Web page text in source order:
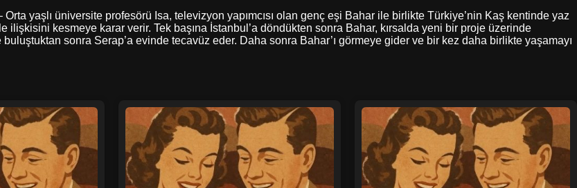
yaşlı üniversite profesörü Isa, televizyon yapımcısı olan genç eşi Bahar ile birlikte Türkiye’nin Kaş kentinde yaz
kesmeye karar verir. Tek başına İstanbul’a döndükten sonra Bahar, kırsalda yeni bir proje üzerinde
sonra Serap’a evinde tecavüz eder. Daha sonra Bahar’ı görmeye gider ve bir kez daha birlikte yaşamayı